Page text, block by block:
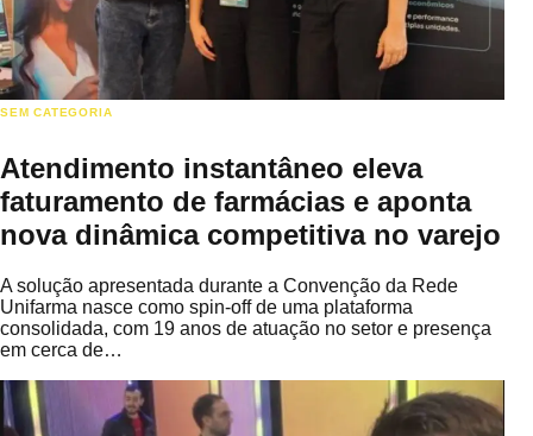
SEM CATEGORIA
Atendimento instantâneo eleva
faturamento de farmácias e aponta
nova dinâmica competitiva no varejo
A solução apresentada durante a Convenção da Rede
Unifarma nasce como spin-off de uma plataforma
consolidada, com 19 anos de atuação no setor e presença
em cerca de…